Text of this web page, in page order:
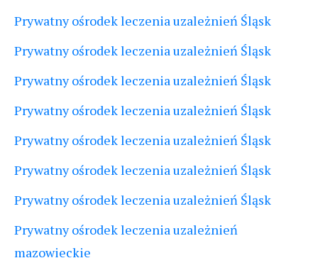
Prywatny ośrodek leczenia uzależnień Śląsk
Prywatny ośrodek leczenia uzależnień Śląsk
Prywatny ośrodek leczenia uzależnień Śląsk
Prywatny ośrodek leczenia uzależnień Śląsk
Prywatny ośrodek leczenia uzależnień Śląsk
Prywatny ośrodek leczenia uzależnień Śląsk
Prywatny ośrodek leczenia uzależnień Śląsk
Prywatny ośrodek leczenia uzależnień
mazowieckie